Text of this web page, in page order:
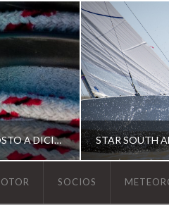
ESCUELA DE YACHTING | AGOSTO A DICIEMBRE 2026
SOCIOS